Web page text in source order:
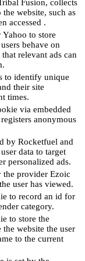
Fusion, collects
website, such as
accessed .
to store
behave on
relevant ads can
to identify unique
their site
times.
via embedded
anonymous
by Rocketfuel and
data to target
personalized ads.
the provider Ezoic
user has viewed.
to record an id for
category.
to store the
website the user
to the current